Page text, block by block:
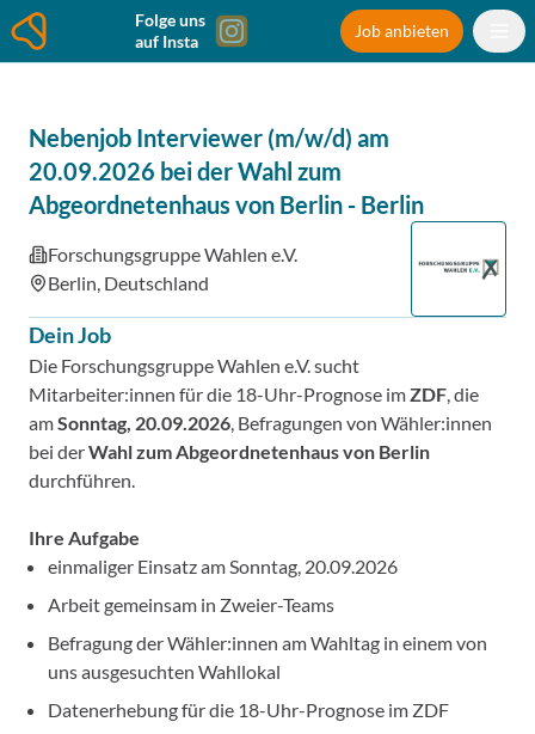
Folge uns
auf Insta
Job anbieten
Nebenjob Interviewer (m/w/d) am
20.09.2026 bei der Wahl zum
Abgeordnetenhaus von Berlin - Berlin
Forschungsgruppe Wahlen e.V.
Berlin, Deutschland
Dein Job
Die Forschungsgruppe Wahlen e.V. sucht
Mitarbeiter:innen für die 18-Uhr-Prognose imZDF, die
amSonntag, 20.09.2026, Befragungen von Wähler:innen
bei derWahl zum Abgeordnetenhaus von Berlin
durchführen.
Ihre Aufgabe
einmaliger Einsatz am Sonntag, 20.09.2026
Arbeit gemeinsam in Zweier-Teams
Befragung der Wähler:innen am Wahltag in einem von
uns ausgesuchten Wahllokal
Datenerhebung für die 18-Uhr-Prognose im ZDF